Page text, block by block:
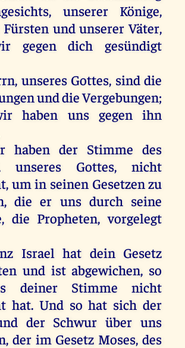
, unserer Könige,
Fürsten und unserer Väter,
gegen dich
gesündigt
, unseres Gottes, sind die
unddieVergebungen;
haben uns gegen ihn
haben der Stimme des
unseres Gottes,nicht
, um in seinen Gesetzenzu
,die er uns durch seine
, die Propheten,vorgelegt
Israel hat dein Gesetz
und ist abgewichen, so
deiner Stimme
nicht
hat. Und so hat sich der
der Schwur über uns
, der im Gesetz Moses,des